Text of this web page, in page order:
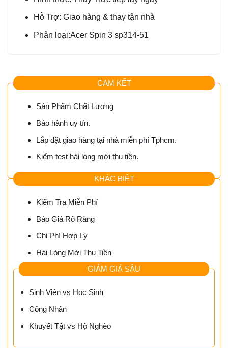
Hỗ Trợ: Giao hàng & thay tận nhà
Phân loại:Acer Spin 3 sp314-51
CAM KẾT
Sản Phẩm Chất Lượng
Bảo hành uy tín.
Lắp đặt giao hàng tại nhà miễn phí Tphcm.
Kiểm test hài lòng mới thu tiền.
KHÁC BIỆT
Kiểm Tra Miễn Phí
Báo Giá Rõ Ràng
Chi Phí Hợp Lý
Hài Lòng Mới Thu Tiền
GIẢM GIÁ SÂU
Sinh Viên vs Học Sinh
Công Nhân
Khuyết Tật vs Hộ Nghèo